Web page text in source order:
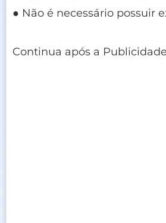
● Não é necessário possuir
Continua após a Publicidade